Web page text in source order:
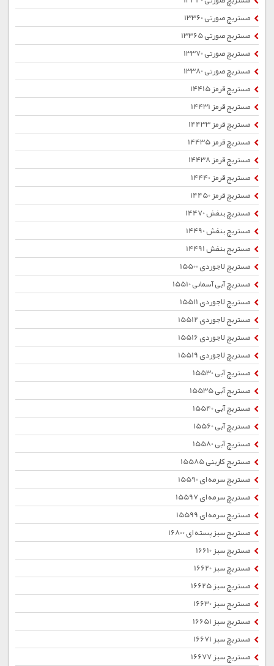
مستربچ صورتی 13360
مستربچ صورتی 13365
مستربچ صورتی 13370
مستربچ صورتی 13380
مستربچ قرمز 14415
مستربچ قرمز 14431
مستربچ قرمز 14433
مستربچ قرمز 14435
مستربچ قرمز 14438
مستربچ قرمز 14440
مستربچ قرمز 14450
مستربچ بنفش 14470
مستربچ بنفش 14490
مستربچ بنفش 14491
مستربچ لاجوردی 15500
مستربچ آبی آسمانی 15510
مستربچ لاجوردی 15511
مستربچ لاجوردی 15512
مستربچ لاجوردی 15516
مستربچ لاجوردی 15519
مستربچ آبی 15530
مستربچ آبی 15535
مستربچ آبی 15540
مستربچ آبی 15560
مستربچ آبی 15580
مستربچ کاربنی 15585
مستربچ سرمه ای 15590
مستربچ سرمه ای 15597
مستربچ سرمه ای 15599
مستربچ سبز پسته ای 16800
مستربچ سبز 16610
مستربچ سبز 16620
مستربچ سبز 16625
مستربچ سبز 16630
مستربچ سبز 16651
مستربچ سبز 16671
مستربچ سبز 16677